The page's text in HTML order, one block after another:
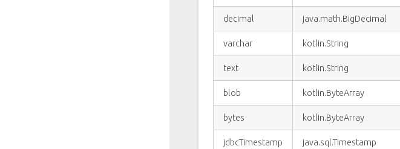
decimal java.math.BigDecimal
varchar kotlin.String
text kotlin.String
blob kotlin.ByteArray
bytes kotlin.ByteArray
jdbcTimestamp java.sql.Timestamp